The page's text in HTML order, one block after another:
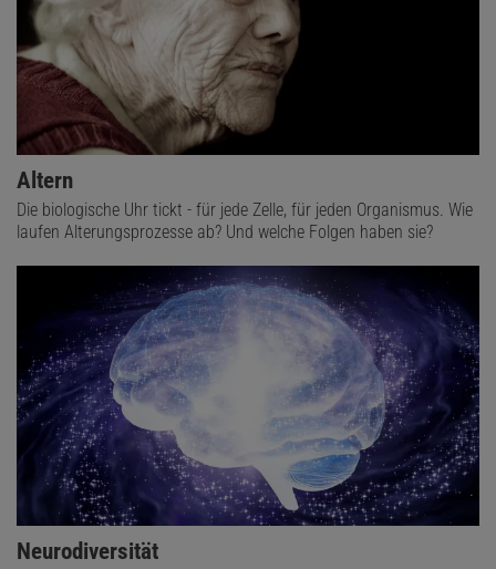
Altern
Die biologische Uhr tickt - für jede Zelle, für jeden Organismus. Wie
laufen Alterungsprozesse ab? Und welche Folgen haben sie?
Neurodiversität